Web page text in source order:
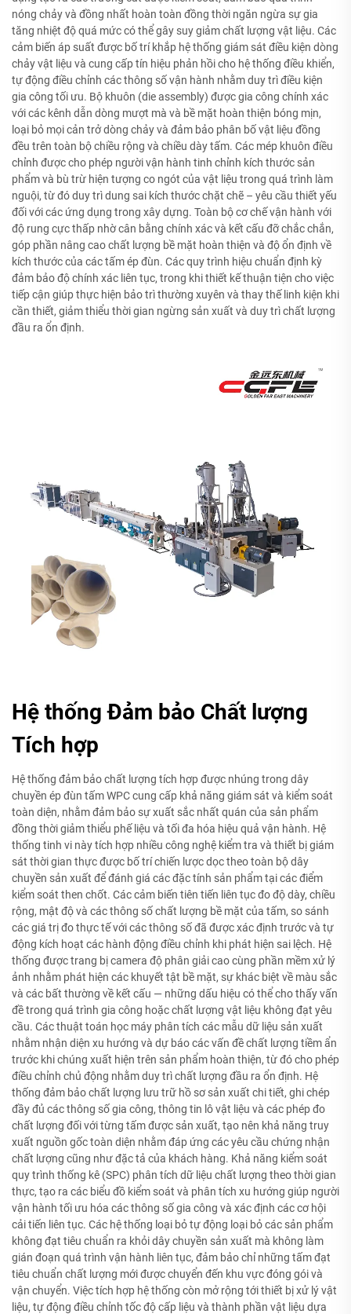
nóng chảy và đồng nhất hoàn toàn đồng thời ngăn ngừa sự gia
tăng nhiệt độ quá mức có thể gây suy giảm chất lượng vật liệu. Các
cảm biến áp suất được bố trí khắp hệ thống giám sát điều kiện dòng
chảy vật liệu và cung cấp tín hiệu phản hồi cho hệ thống điều khiển,
tự động điều chỉnh các thông số vận hành nhằm duy trì điều kiện
gia công tối ưu. Bộ khuôn (die assembly) được gia công chính xác
với các kênh dẫn dòng mượt mà và bề mặt hoàn thiện bóng mịn,
loại bỏ mọi cản trở dòng chảy và đảm bảo phân bố vật liệu đồng
đều trên toàn bộ chiều rộng và chiều dày tấm. Các mép khuôn điều
chỉnh được cho phép người vận hành tinh chỉnh kích thước sản
phẩm và bù trừ hiện tượng co ngót của vật liệu trong quá trình làm
nguội, từ đó duy trì dung sai kích thước chặt chẽ – yêu cầu thiết yếu
đối với các ứng dụng trong xây dựng. Toàn bộ cơ chế vận hành với
độ rung cực thấp nhờ cân bằng chính xác và kết cấu đỡ chắc chắn,
góp phần nâng cao chất lượng bề mặt hoàn thiện và độ ổn định về
kích thước của các tấm ép đùn. Các quy trình hiệu chuẩn định kỳ
đảm bảo độ chính xác liên tục, trong khi thiết kế thuận tiện cho việc
tiếp cận giúp thực hiện bảo trì thường xuyên và thay thế linh kiện khi
cần thiết, giảm thiểu thời gian ngừng sản xuất và duy trì chất lượng
đầu ra ổn định.
Hệ thống Đảm bảo Chất lượng
Tích hợp
Hệ thống đảm bảo chất lượng tích hợp được nhúng trong dây
chuyền ép đùn tấm WPC cung cấp khả năng giám sát và kiểm soát
toàn diện, nhằm đảm bảo sự xuất sắc nhất quán của sản phẩm
đồng thời giảm thiểu phế liệu và tối đa hóa hiệu quả vận hành. Hệ
thống tinh vi này tích hợp nhiều công nghệ kiểm tra và thiết bị giám
sát thời gian thực được bố trí chiến lược dọc theo toàn bộ dây
chuyền sản xuất để đánh giá các đặc tính sản phẩm tại các điểm
kiểm soát then chốt. Các cảm biến tiên tiến liên tục đo độ dày, chiều
rộng, mật độ và các thông số chất lượng bề mặt của tấm, so sánh
các giá trị đo thực tế với các thông số đã được xác định trước và tự
động kích hoạt các hành động điều chỉnh khi phát hiện sai lệch. Hệ
thống được trang bị camera độ phân giải cao cùng phần mềm xử lý
ảnh nhằm phát hiện các khuyết tật bề mặt, sự khác biệt về màu sắc
và các bất thường về kết cấu — những dấu hiệu có thể cho thấy vấn
đề trong quá trình gia công hoặc chất lượng vật liệu không đạt yêu
cầu. Các thuật toán học máy phân tích các mẫu dữ liệu sản xuất
nhằm nhận diện xu hướng và dự báo các vấn đề chất lượng tiềm ẩn
trước khi chúng xuất hiện trên sản phẩm hoàn thiện, từ đó cho phép
điều chỉnh chủ động nhằm duy trì chất lượng đầu ra ổn định. Hệ
thống đảm bảo chất lượng lưu trữ hồ sơ sản xuất chi tiết, ghi chép
đầy đủ các thông số gia công, thông tin lô vật liệu và các phép đo
chất lượng đối với từng tấm được sản xuất, tạo nên khả năng truy
xuất nguồn gốc toàn diện nhằm đáp ứng các yêu cầu chứng nhận
chất lượng cũng như đặc tả của khách hàng. Khả năng kiểm soát
quy trình thống kê (SPC) phân tích dữ liệu chất lượng theo thời gian
thực, tạo ra các biểu đồ kiểm soát và phân tích xu hướng giúp người
vận hành tối ưu hóa các thông số gia công và xác định các cơ hội
cải tiến liên tục. Các hệ thống loại bỏ tự động loại bỏ các sản phẩm
không đạt tiêu chuẩn ra khỏi dây chuyền sản xuất mà không làm
gián đoạn quá trình vận hành liên tục, đảm bảo chỉ những tấm đạt
tiêu chuẩn chất lượng mới được chuyển đến khu vực đóng gói và
vận chuyển. Việc tích hợp hệ thống còn mở rộng tới thiết bị xử lý vật
liệu, tự động điều chỉnh tốc độ cấp liệu và thành phần vật liệu dựa